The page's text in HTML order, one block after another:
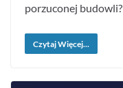
porzuconej budowli?
Czytaj Więcej...